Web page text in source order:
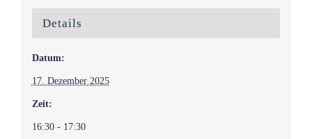
Details
Datum:
17. Dezember 2025
Zeit:
16:30 - 17:30